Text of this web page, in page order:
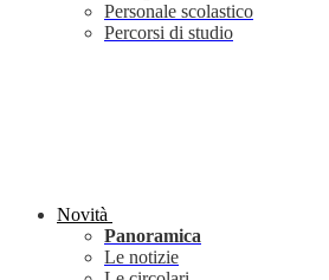
Personale scolastico
Percorsi di studio
Novità
Panoramica
Le notizie